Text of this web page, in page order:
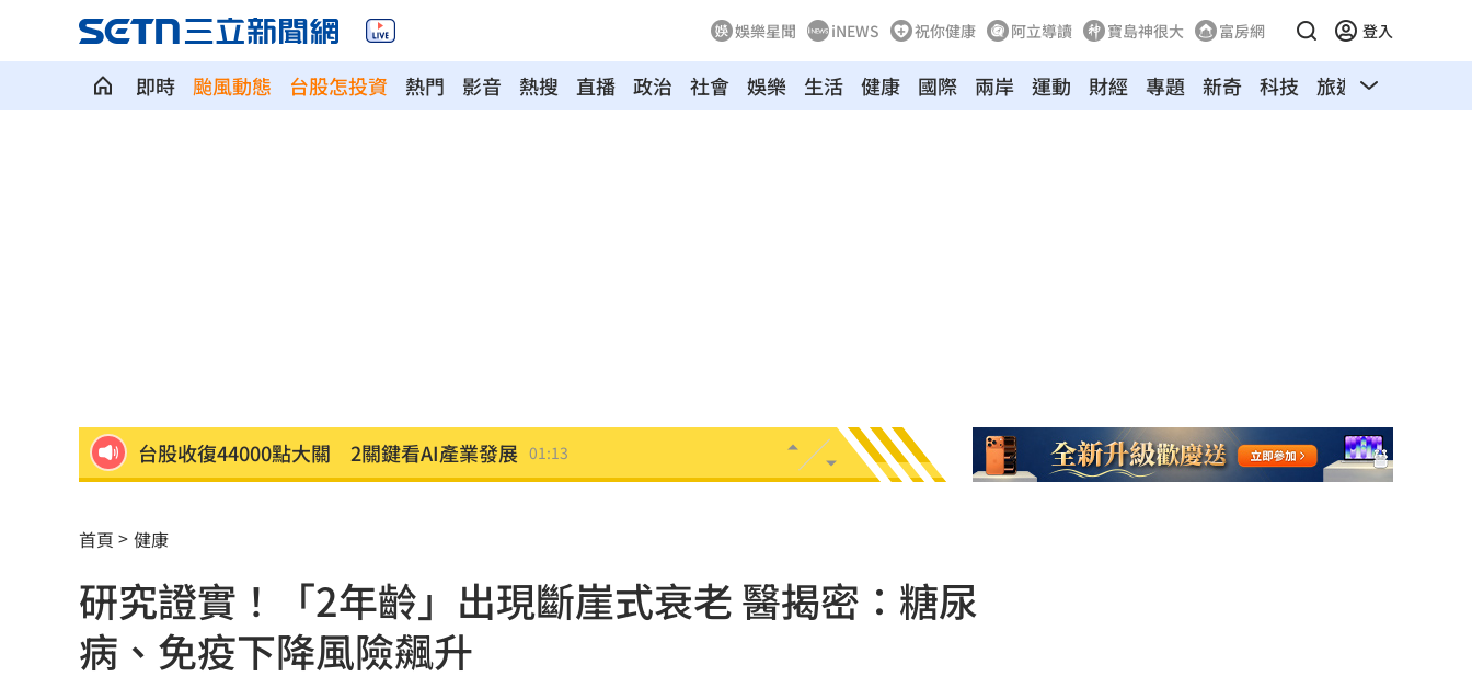
娛樂星聞 iNEWS 祝你健康 阿立導讀 寶島神很大 富房網 登入
即時 颱風動態 台股怎投資 熱門 影音 熱搜 直播 政治 社會 娛樂 生活 健康 國際 兩岸 運動 財經 專題 新奇 科技 旅遊 汽車
台股收復44000點大關 2關鍵看AI產業發展 01:13
扣款人數狂增4成 國泰小龍基金布局曝光
車是我的、油也是我的 睡車竟被收住宿費 01:04
24歲存款破百萬！她公開致富關鍵：超孝順
首頁 健康
研究證實！「2年齡」出現斷崖式衰老 醫揭密：糖尿
病、免疫下降風險飆升